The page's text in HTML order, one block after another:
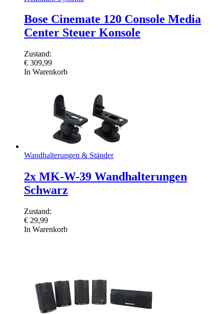
Bose Cinemate 120 Console Media
Center Steuer Konsole
Zustand:
€ 309,99
In Warenkorb
Wandhalterungen & Ständer
2x MK-W-39 Wandhalterungen
Schwarz
Zustand:
€ 29,99
In Warenkorb